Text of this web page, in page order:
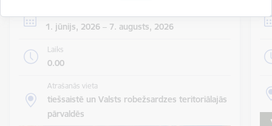
1. jūnijs, 2026 – 7. augusts, 2026
Laiks
0.00
Atrašanās vieta
tiešsaistē un Valsts robežsardzes teritoriālajās
pārvaldēs